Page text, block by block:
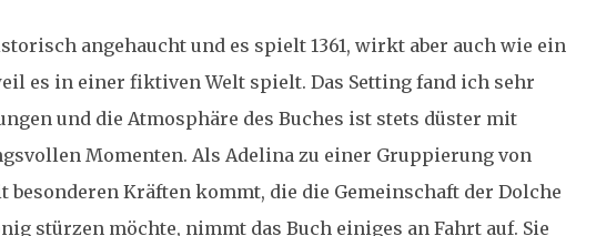
angehaucht und es spielt 1361, wirkt aber auch wie ein
es in einer fiktiven Welt spielt. Das Setting fand ich sehr
und die Atmosphäre des Buches ist stets düster mit
Momenten. Als Adelina zu einer Gruppierung von
besonderen Kräften kommt, die die Gemeinschaft der Dolche
stürzen möchte, nimmt das Buch einiges an Fahrt auf. Sie